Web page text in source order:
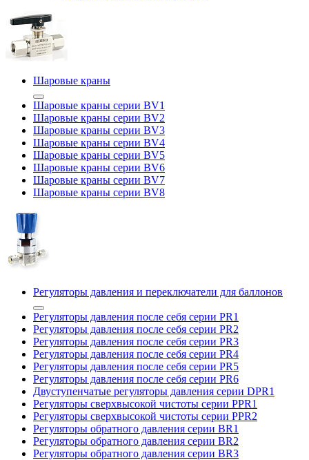
Шаровые краны
Шаровые краны серии BV1
Шаровые краны серии BV2
Шаровые краны серии BV3
Шаровые краны серии BV4
Шаровые краны серии BV5
Шаровые краны серии BV6
Шаровые краны серии BV7
Шаровые краны серии BV8
Регуляторы давления и переключатели для баллонов
Регуляторы давления после себя серии PR1
Регуляторы давления после себя серии PR2
Регуляторы давления после себя серии PR3
Регуляторы давления после себя серии PR4
Регуляторы давления после себя серии PR5
Регуляторы давления после себя серии PR6
Двуступенчатые регуляторы давления серии DPR1
Регуляторы сверхвысокой чистоты серии PPR1
Регуляторы сверхвысокой чистоты серии PPR2
Регуляторы обратного давления серии BR1
Регуляторы обратного давления серии BR2
Регуляторы обратного давления серии BR3